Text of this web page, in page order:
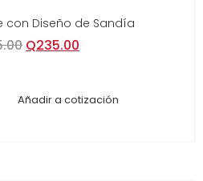
con Diseño de Sandía
Q235.00
Añadir a cotización